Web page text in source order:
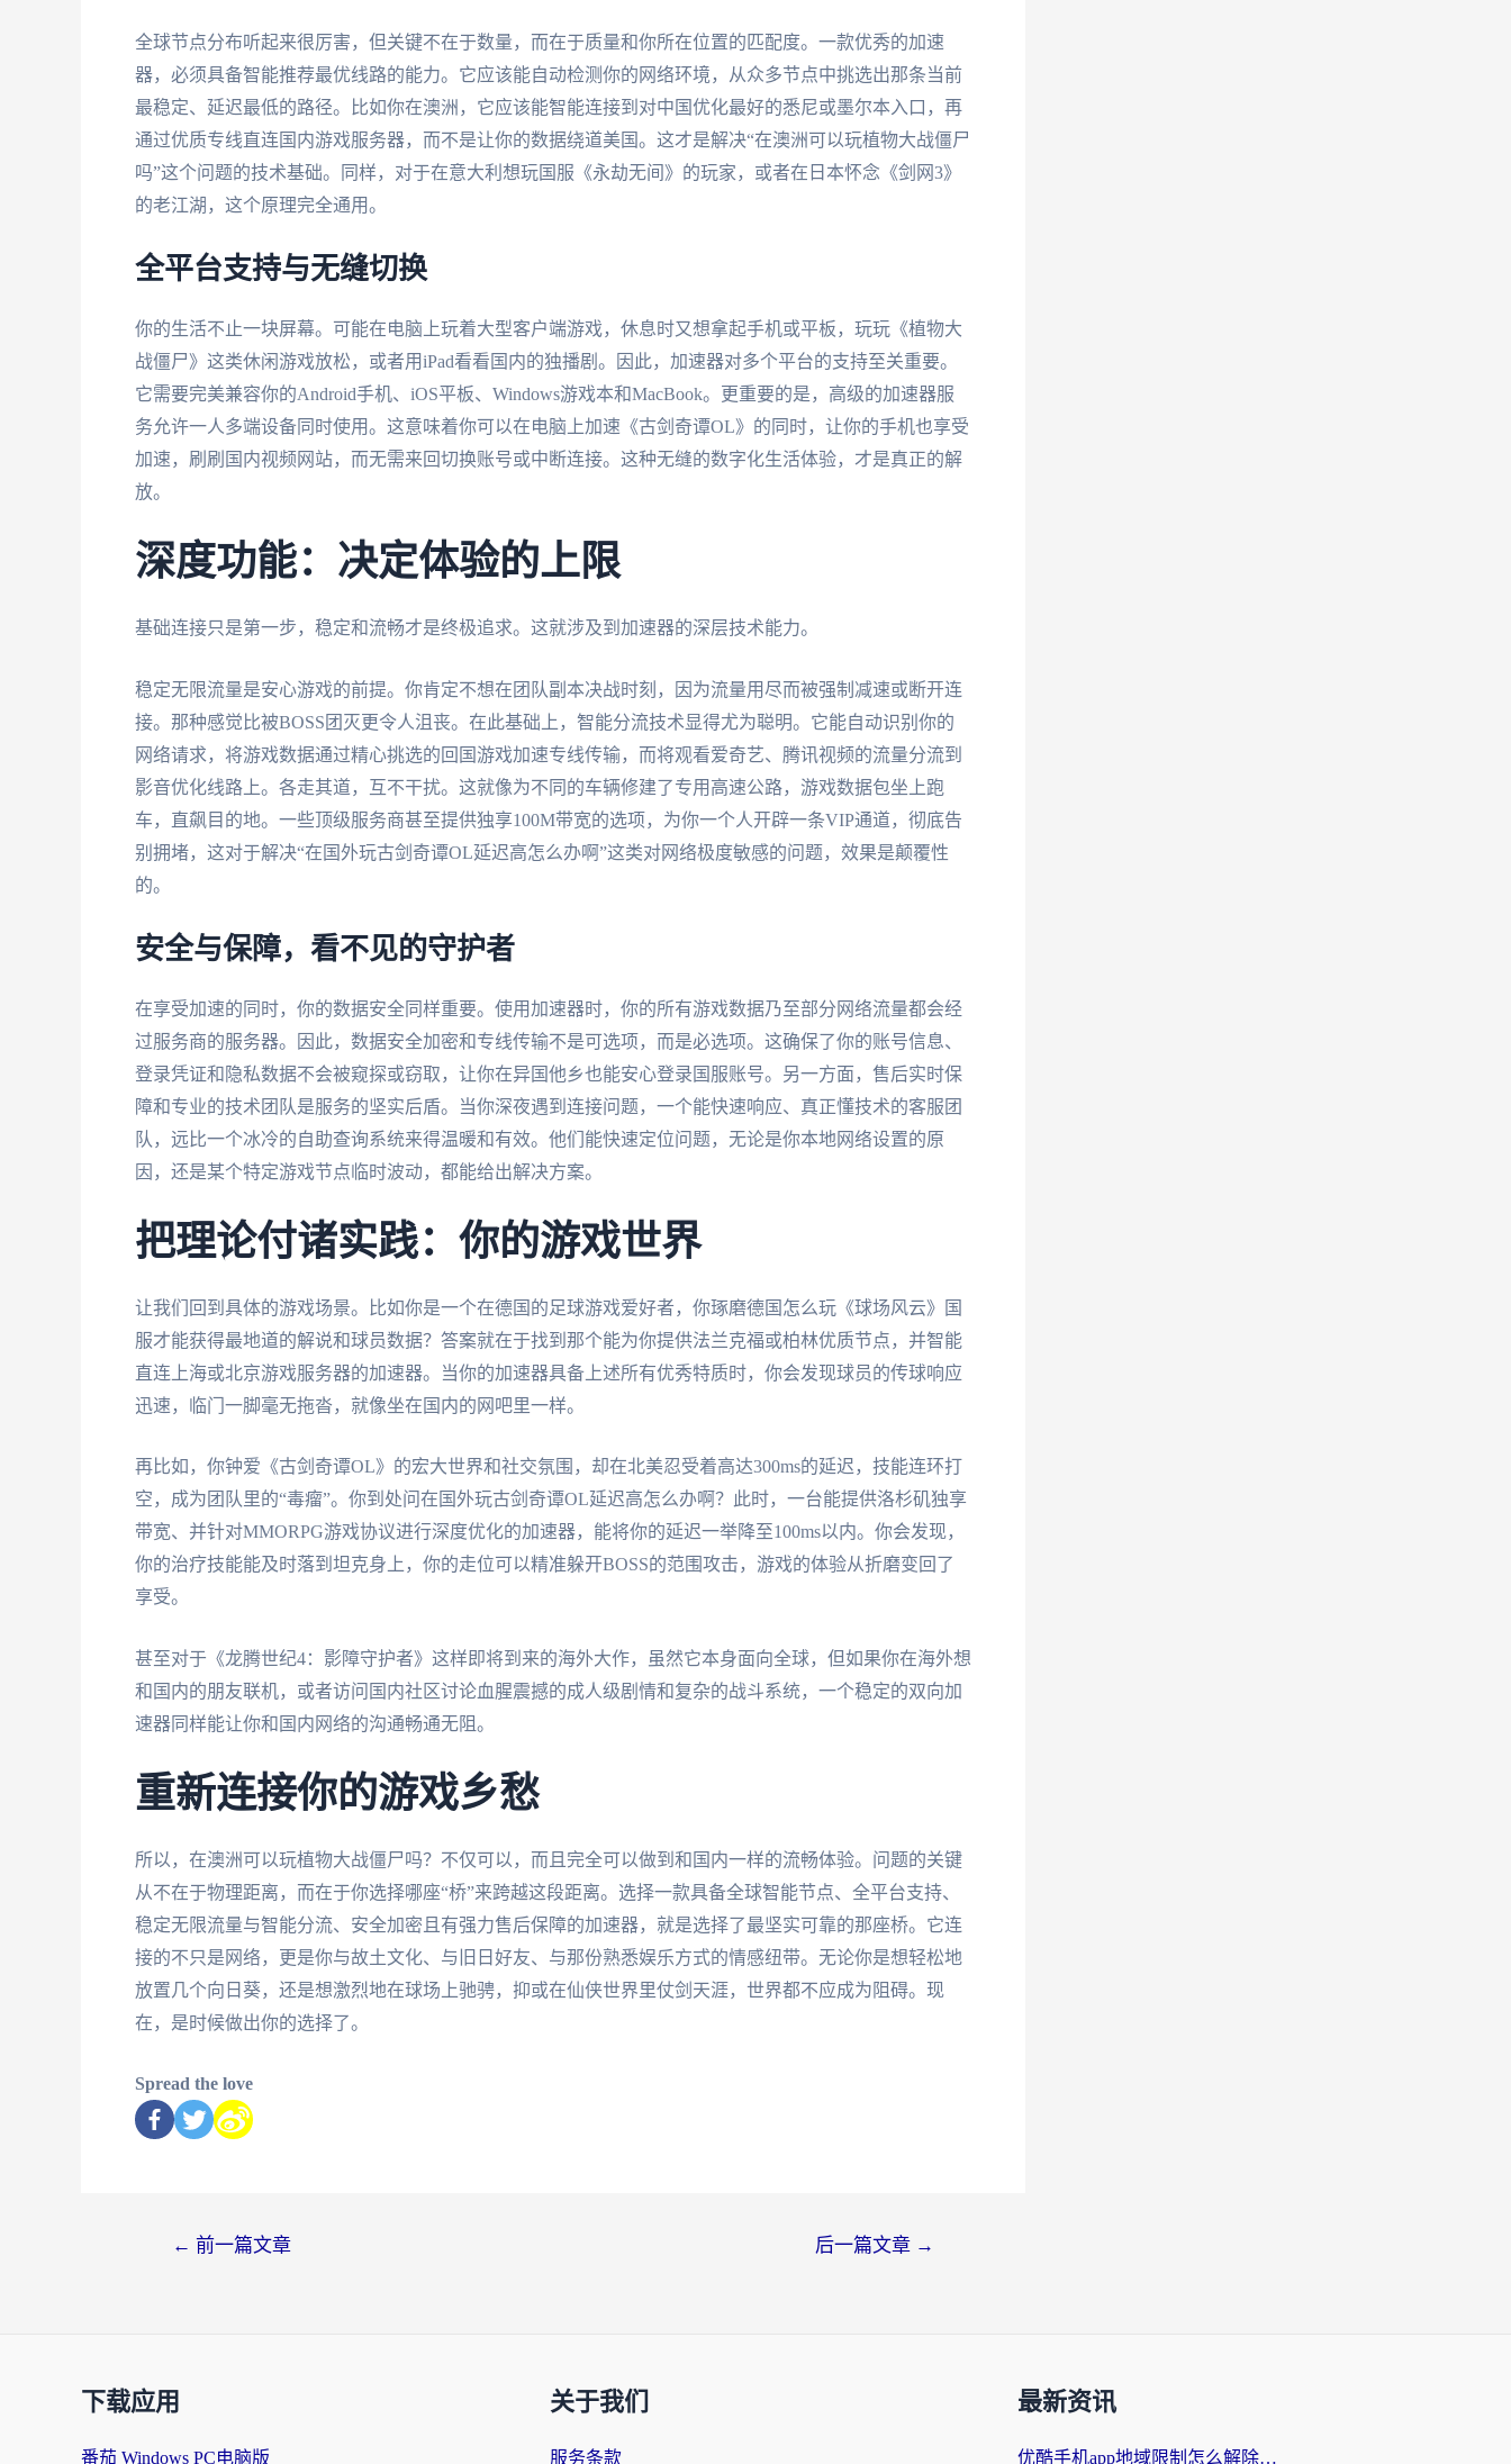
全球节点分布听起来很厉害，但关键不在于数量，而在于质量和你所在位置的匹配度。一款优秀的加速
器，必须具备智能推荐最优线路的能力。它应该能自动检测你的网络环境，从众多节点中挑选出那条当前
最稳定、延迟最低的路径。比如你在澳洲，它应该能智能连接到对中国优化最好的悉尼或墨尔本入口，再
通过优质专线直连国内游戏服务器，而不是让你的数据绕道美国。这才是解决“在澳洲可以玩植物大战僵尸
吗”这个问题的技术基础。同样，对于在意大利想玩国服《永劫无间》的玩家，或者在日本怀念《剑网3》
的老江湖，这个原理完全通用。
全平台支持与无缝切换
你的生活不止一块屏幕。可能在电脑上玩着大型客户端游戏，休息时又想拿起手机或平板，玩玩《植物大
战僵尸》这类休闲游戏放松，或者用iPad看看国内的独播剧。因此，加速器对多个平台的支持至关重要。
它需要完美兼容你的Android手机、iOS平板、Windows游戏本和MacBook。更重要的是，高级的加速器服
务允许一人多端设备同时使用。这意味着你可以在电脑上加速《古剑奇谭OL》的同时，让你的手机也享受
加速，刷刷国内视频网站，而无需来回切换账号或中断连接。这种无缝的数字化生活体验，才是真正的解
放。
深度功能：决定体验的上限
基础连接只是第一步，稳定和流畅才是终极追求。这就涉及到加速器的深层技术能力。
稳定无限流量是安心游戏的前提。你肯定不想在团队副本决战时刻，因为流量用尽而被强制减速或断开连
接。那种感觉比被BOSS团灭更令人沮丧。在此基础上，智能分流技术显得尤为聪明。它能自动识别你的
网络请求，将游戏数据通过精心挑选的回国游戏加速专线传输，而将观看爱奇艺、腾讯视频的流量分流到
影音优化线路上。各走其道，互不干扰。这就像为不同的车辆修建了专用高速公路，游戏数据包坐上跑
车，直飙目的地。一些顶级服务商甚至提供独享100M带宽的选项，为你一个人开辟一条VIP通道，彻底告
别拥堵，这对于解决“在国外玩古剑奇谭OL延迟高怎么办啊”这类对网络极度敏感的问题，效果是颠覆性
的。
安全与保障，看不见的守护者
在享受加速的同时，你的数据安全同样重要。使用加速器时，你的所有游戏数据乃至部分网络流量都会经
过服务商的服务器。因此，数据安全加密和专线传输不是可选项，而是必选项。这确保了你的账号信息、
登录凭证和隐私数据不会被窥探或窃取，让你在异国他乡也能安心登录国服账号。另一方面，售后实时保
障和专业的技术团队是服务的坚实后盾。当你深夜遇到连接问题，一个能快速响应、真正懂技术的客服团
队，远比一个冰冷的自助查询系统来得温暖和有效。他们能快速定位问题，无论是你本地网络设置的原
因，还是某个特定游戏节点临时波动，都能给出解决方案。
把理论付诸实践：你的游戏世界
让我们回到具体的游戏场景。比如你是一个在德国的足球游戏爱好者，你琢磨德国怎么玩《球场风云》国
服才能获得最地道的解说和球员数据？答案就在于找到那个能为你提供法兰克福或柏林优质节点，并智能
直连上海或北京游戏服务器的加速器。当你的加速器具备上述所有优秀特质时，你会发现球员的传球响应
迅速，临门一脚毫无拖沓，就像坐在国内的网吧里一样。
再比如，你钟爱《古剑奇谭OL》的宏大世界和社交氛围，却在北美忍受着高达300ms的延迟，技能连环打
空，成为团队里的“毒瘤”。你到处问在国外玩古剑奇谭OL延迟高怎么办啊？此时，一台能提供洛杉矶独享
带宽、并针对MMORPG游戏协议进行深度优化的加速器，能将你的延迟一举降至100ms以内。你会发现，
你的治疗技能能及时落到坦克身上，你的走位可以精准躲开BOSS的范围攻击，游戏的体验从折磨变回了
享受。
甚至对于《龙腾世纪4：影障守护者》这样即将到来的海外大作，虽然它本身面向全球，但如果你在海外想
和国内的朋友联机，或者访问国内社区讨论血腥震撼的成人级剧情和复杂的战斗系统，一个稳定的双向加
速器同样能让你和国内网络的沟通畅通无阻。
重新连接你的游戏乡愁
所以，在澳洲可以玩植物大战僵尸吗？不仅可以，而且完全可以做到和国内一样的流畅体验。问题的关键
从不在于物理距离，而在于你选择哪座“桥”来跨越这段距离。选择一款具备全球智能节点、全平台支持、
稳定无限流量与智能分流、安全加密且有强力售后保障的加速器，就是选择了最坚实可靠的那座桥。它连
接的不只是网络，更是你与故土文化、与旧日好友、与那份熟悉娱乐方式的情感纽带。无论你是想轻松地
放置几个向日葵，还是想激烈地在球场上驰骋，抑或在仙侠世界里仗剑天涯，世界都不应成为阻碍。现
在，是时候做出你的选择了。
Spread the love
← 前一篇文章 后一篇文章 →
下载应用
番茄 Windows PC电脑版
关于我们
服务条款
最新资讯
优酷手机app地域限制怎么解除？海外党亲测有效的追剧方案